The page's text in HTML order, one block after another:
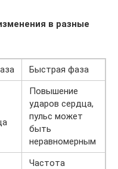
в разные
Быстрая фаза
Повышение
ударов сердца,
пульс может
быть
неравномерным
Частота